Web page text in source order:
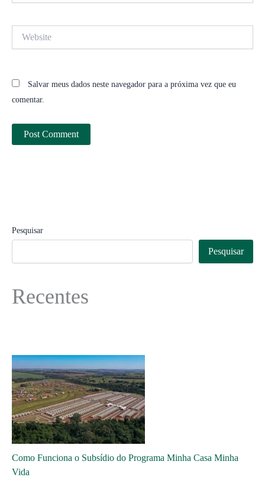
Salvar meus dados neste navegador para a próxima vez que eu
comentar.
Pesquisar
Pesquisar
Recentes
Como Funciona o Subsídio do Programa Minha Casa Minha
Vida